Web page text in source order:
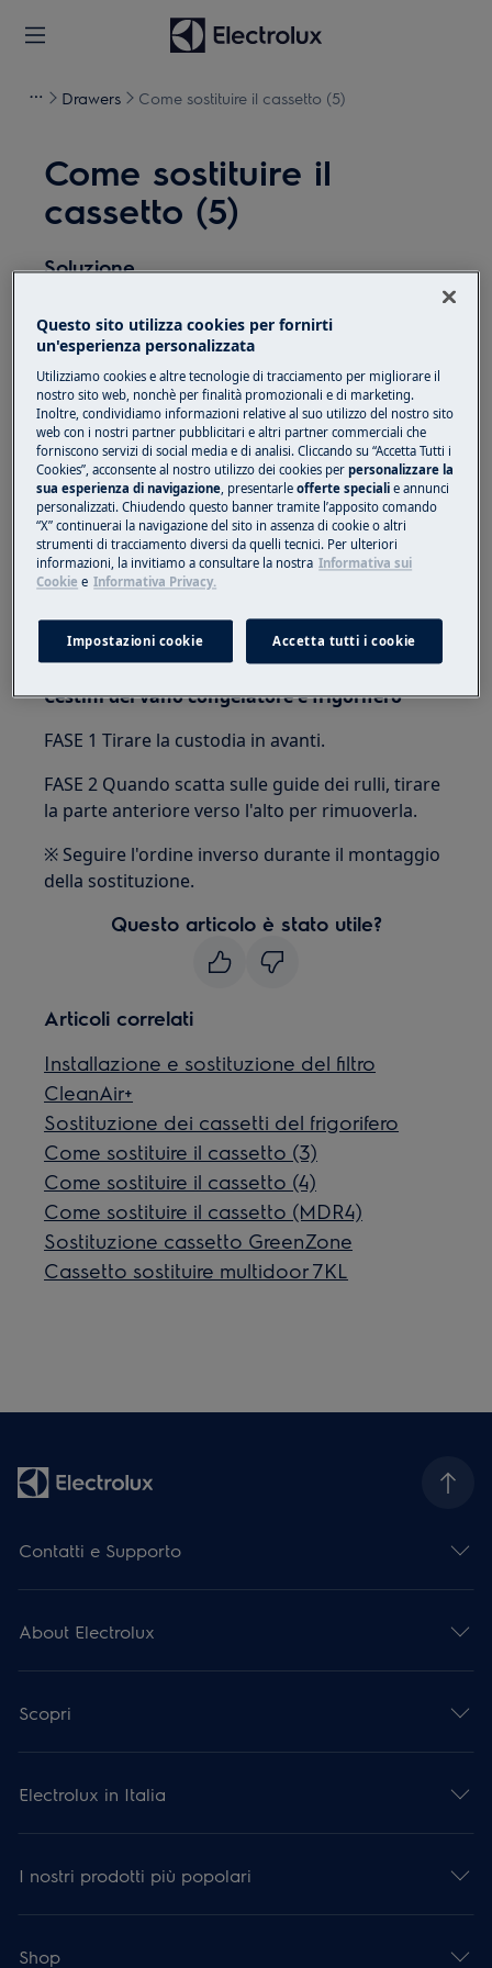
Drawers Come sostituire il cassetto (5)
Come sostituire il
cassetto (5)
Soluzione
disattivare l'apparecchiatura e scollegare la spina di
alimentazione dalla presa.
Fare sempre attenzione quando si spostano
apparecchi, per apparecchi pesanti sono necessarie
due persone per spostarli.
Utilizzare sempre guanti di sicurezza e calzature
chiuse.
Si prega di notare che l'auto-riparazione o la
conseguenze sulla sicurezza se non eseguite
correttamente
Cestini del vano congelatore e frigorifero
FASE 1 Tirare la custodia in avanti.
FASE 2 Quando scatta sulle guide dei rulli, tirare
la parte anteriore verso l'alto per rimuoverla.
※ Seguire l'ordine inverso durante il montaggio
della sostituzione.
Questo articolo è stato utile?
Articoli correlati
Installazione e sostituzione del filtro
CleanAir+
Sostituzione dei cassetti del frigorifero
Come sostituire il cassetto (3)
Come sostituire il cassetto (4)
Come sostituire il cassetto (MDR4)
Sostituzione cassetto GreenZone
Cassetto sostituire multidoor 7KL
Contatti e Supporto
About Electrolux
Scopri
Electrolux in Italia
I nostri prodotti più popolari
Shop
Questo sito utilizza cookies per fornirti
un'esperienza personalizzata
Utilizziamo cookies e altre tecnologie di tracciamento per migliorare il
nostro sito web, nonchè per finalità promozionali e di marketing.
Inoltre, condividiamo informazioni relative al suo utilizzo del nostro sito
web con i nostri partner pubblicitari e altri partner commerciali che
forniscono servizi di social media e di analisi. Cliccando su “Accetta Tutti i
Cookies”, acconsente al nostro utilizzo dei cookies perpersonalizzare la
sua esperienza di navigazione, presentarleofferte speciali e annunci
personalizzati. Chiudendo questo banner tramite l’apposito comando
“X” continuerai la navigazione del sito in assenza di cookie o altri
strumenti di tracciamento diversi da quelli tecnici. Per ulteriori
informazioni, la invitiamo a consultare la nostra Informativa sui
Cookie e Informativa Privacy.
Impostazioni cookie Accetta tutti i cookie